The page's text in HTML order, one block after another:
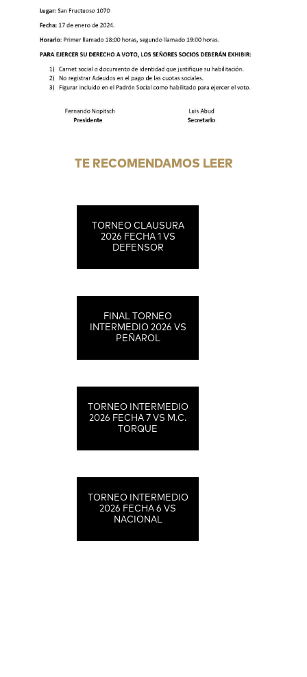
TE RECOMENDAMOS LEER
TORNEO CLAUSURA
2026 FECHA 1 VS
DEFENSOR
FINAL TORNEO
INTERMEDIO 2026 VS
PEÑAROL
TORNEO INTERMEDIO
2026 FECHA 7 VS M.C.
TORQUE
TORNEO INTERMEDIO
2026 FECHA 6 VS
NACIONAL